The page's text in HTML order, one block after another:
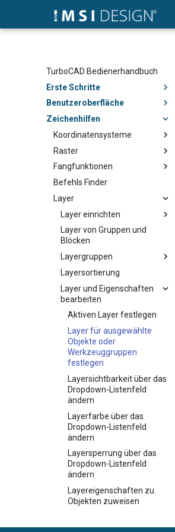
TurboCAD Bedienerhandbuch
Erste Schritte
Benutzeroberfläche
Zeichenhilfen
Koordinatensysteme
Raster
Fangfunktionen
Befehls Finder
Layer
Layer einrichten
Layer von Gruppen und
Blöcken
Layergruppen
Layersortierung
Layer und Eigenschaften
bearbeiten
Aktiven Layer festlegen
Layer für ausgewählte
Objekte oder
Werkzeuggruppen
festlegen
Layersichtbarkeit über das
Dropdown-Listenfeld
ändern
Layerfarbe über das
Dropdown-Listenfeld
ändern
Layersperrung über das
Dropdown-Listenfeld
ändern
Layereigenschaften zu
Objekten zuweisen